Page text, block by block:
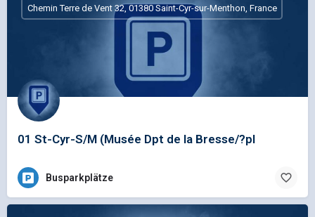
01 St-Cyr-S/M (Musée Dpt de la Bresse/?pl
Chemin Terre de Vent 32, 01380 Saint-Cyr-sur-Menthon, France
Busparkplätze